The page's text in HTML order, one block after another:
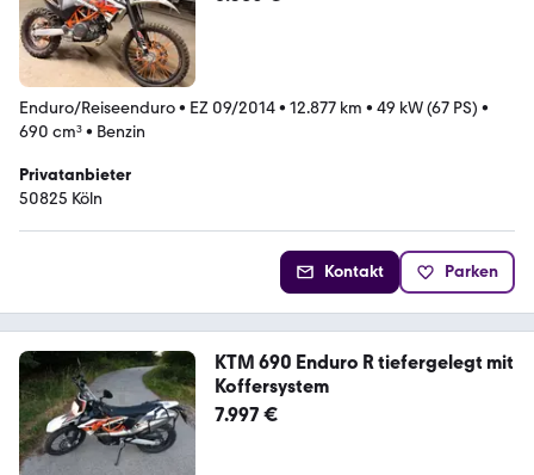
Enduro/Reiseenduro• EZ 09/2014• 12.877 km • 49 kW (67 PS) •
690 cm³• Benzin
Privatanbieter
50825 Köln
Kontakt Parken
KTM 690 Enduro R tiefergelegt mit
Koffersystem
7.997 €